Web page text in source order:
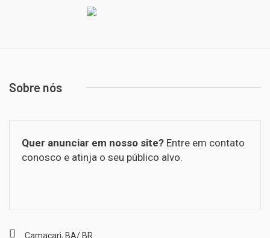
Sobre nós
Quer anunciar em nosso site? Entre em contato
conosco e atinja o seu público alvo.
Camaçari, BA/ BR